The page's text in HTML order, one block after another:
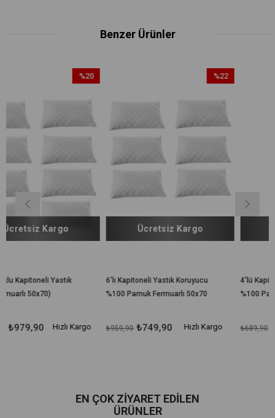
Benzer Ürünler
Kargo
6'lı Kapitoneli Yastık Koruyucu
%100 Pamuk Fermuarlı 50x70
₺749,90
₺959,90
Ücretsiz Kargo
Hızlı Kargo
4'lü Kapitoneli Yastık Koruyucu
%100 Pamuk Fermuarlı 50x70
₺529,90
₺689,90
Ücretsiz Kargo
Hızlı
EN ÇOK ZIYARET EDILEN
ÜRÜNLER